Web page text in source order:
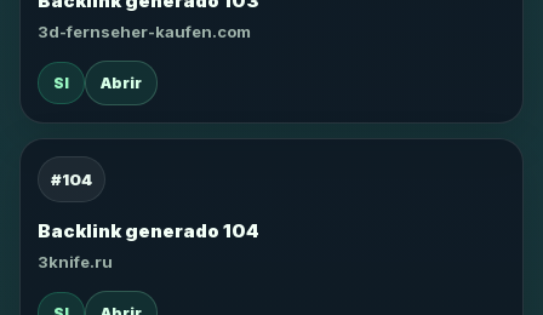
3d-fernseher-kaufen.com
SI Abrir
#104
Backlink generado 104
3knife.ru